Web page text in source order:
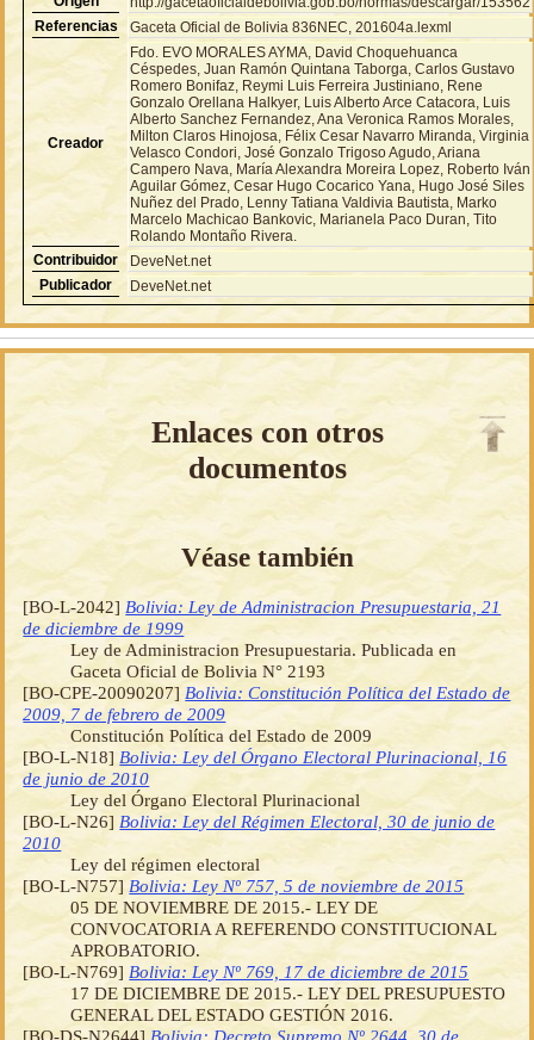
Referencias
Gaceta Oficial de Bolivia 836NEC, 201604a.lexml
Creador
Fdo. EVO MORALES AYMA, David Choquehuanca
Céspedes, Juan Ramón Quintana Taborga, Carlos Gustavo
Romero Bonifaz, Reymi Luis Ferreira Justiniano, Rene
Gonzalo Orellana Halkyer, Luis Alberto Arce Catacora, Luis
Alberto Sanchez Fernandez, Ana Veronica Ramos Morales,
Milton Claros Hinojosa, Félix Cesar Navarro Miranda, Virginia
Velasco Condori, José Gonzalo Trigoso Agudo, Ariana
Campero Nava, María Alexandra Moreira Lopez, Roberto Iván
Aguilar Gómez, Cesar Hugo Cocarico Yana, Hugo José Siles
Nuñez del Prado, Lenny Tatiana Valdivia Bautista, Marko
Marcelo Machicao Bankovic, Marianela Paco Duran, Tito
Rolando Montaño Rivera.
Contribuidor
DeveNet.net
Publicador
DeveNet.net
Enlaces con otros
documentos
Véase también
[BO-L-2042] Bolivia: Ley de Administracion Presupuestaria, 21
de diciembre de 1999
Ley de Administracion Presupuestaria. Publicada en
Gaceta Oficial de Bolivia N° 2193
[BO-CPE-20090207] Bolivia: Constitución Política del Estado de
2009, 7 de febrero de 2009
Constitución Política del Estado de 2009
[BO-L-N18] Bolivia: Ley del Órgano Electoral Plurinacional, 16
de junio de 2010
Ley del Órgano Electoral Plurinacional
[BO-L-N26] Bolivia: Ley del Régimen Electoral, 30 de junio de
2010
Ley del régimen electoral
[BO-L-N757] Bolivia: Ley Nº 757, 5 de noviembre de 2015
05 DE NOVIEMBRE DE 2015.- LEY DE
CONVOCATORIA A REFERENDO CONSTITUCIONAL
APROBATORIO.
[BO-L-N769] Bolivia: Ley Nº 769, 17 de diciembre de 2015
17 DE DICIEMBRE DE 2015.- LEY DEL PRESUPUESTO
GENERAL DEL ESTADO GESTIÓN 2016.
[BO-DS-N2644] Bolivia: Decreto Supremo Nº 2644, 30 de